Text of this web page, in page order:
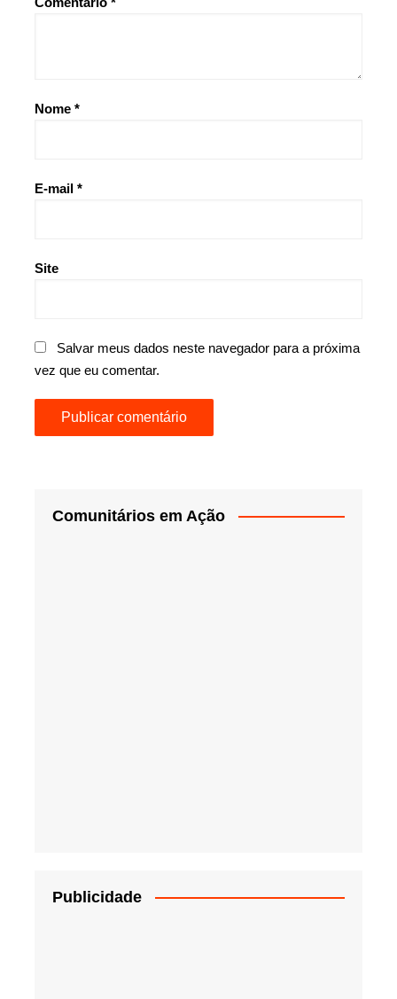
Nome *
E-mail *
Site
Salvar meus dados neste navegador para a próxima
vez que eu comentar.
Comunitários em Ação
Publicidade